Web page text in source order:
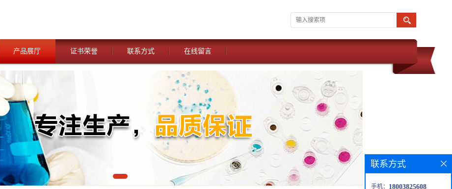
产品展厅 证书荣誉 联系方式 在线留言
联系方式
手机： 18003825608